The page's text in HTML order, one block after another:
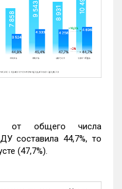
от общего числа
составила 44,7%, то
(47,7%).